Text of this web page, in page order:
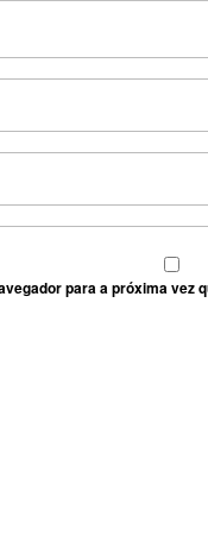
para a próxima vez